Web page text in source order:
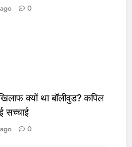
0
क्यों था बॉलीवुड? कपिल
सच्चाई
0